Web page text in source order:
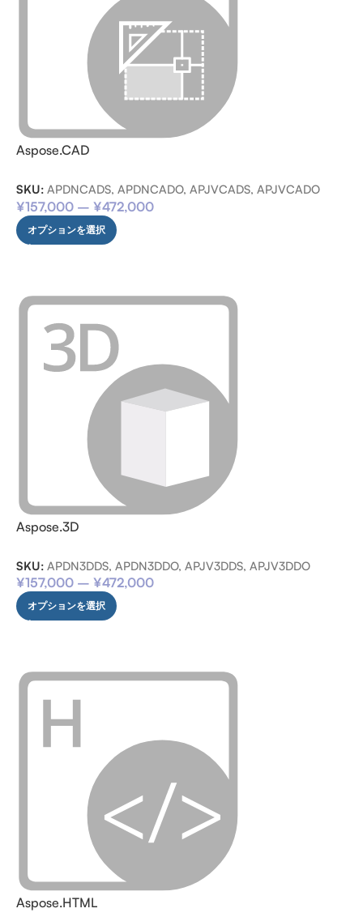
Aspose.CAD
SKU: APDNCADS, APDNCADO, APJVCADS, APJVCADO
¥157,000 – ¥472,000
オプションを選択
Aspose.3D
SKU: APDN3DDS, APDN3DDO, APJV3DDS, APJV3DDO
¥157,000 – ¥472,000
オプションを選択
Aspose.HTML